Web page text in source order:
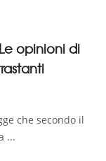
opinioni di
che secondo il
...